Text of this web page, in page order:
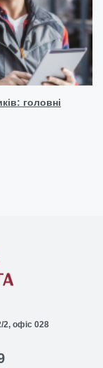
головні
2, офіс 028